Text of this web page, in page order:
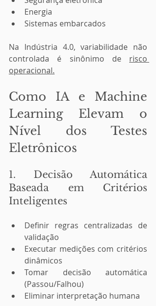
Energia
Sistemas embarcados
Na Indústria 4.0, variabilidade não
controlada é sinônimo de risco
operacional.
Como IA e Machine
Learning Elevam o
Nível dos Testes
Eletrônicos
1. Decisão Automática
Baseada em Critérios
Inteligentes
Definir regras centralizadas de
validação
Executar medições com critérios
dinâmicos
Tomar decisão automática
(Passou/Falhou)
Eliminar interpretação humana